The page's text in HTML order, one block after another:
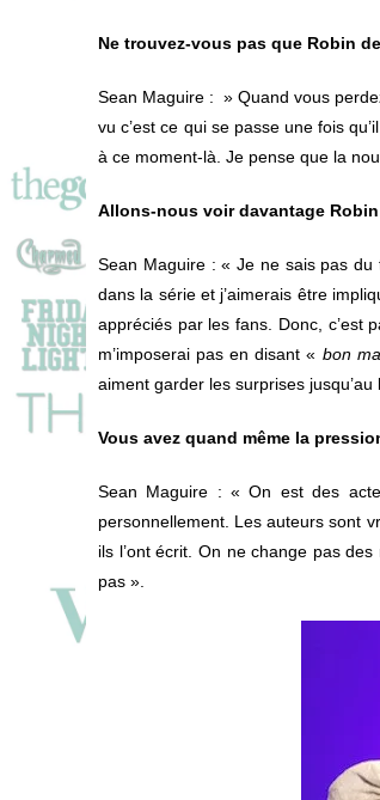
Ne trouvez-vous pas que Robin
Sean Maguire : » Quand vous
vu c’est ce qui se passe une fois
à ce moment-là. Je pense que la
Allons-nous voir davantage
Sean Maguire: « Je ne sais pas du
dans la série et j’aimerais être
appréciés par les fans. Donc, c’est
m’imposerai pas en disant « bon
aiment garder les surprises jusqu’au
Vous avez quand même la
Sean Maguire : « On est des
personnellement. Les auteurs sont
ils l’ont écrit. On ne change pas
pas ».